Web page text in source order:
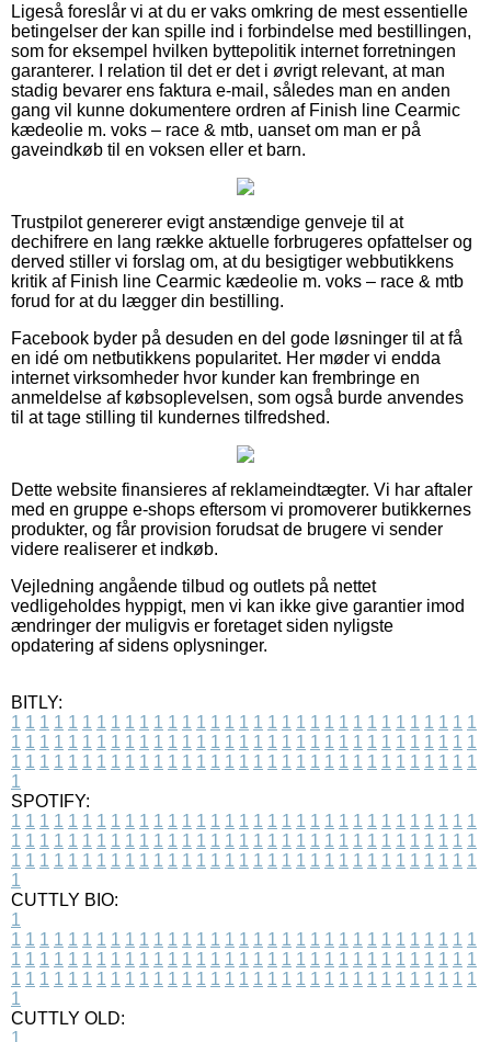
Ligeså foreslår vi at du er vaks omkring de mest essentielle
betingelser der kan spille ind i forbindelse med bestillingen,
som for eksempel hvilken byttepolitik internet forretningen
garanterer. I relation til det er det i øvrigt relevant, at man
stadig bevarer ens faktura e-mail, således man en anden
gang vil kunne dokumentere ordren af Finish line Cearmic
kædeolie m. voks – race & mtb, uanset om man er på
gaveindkøb til en voksen eller et barn.
Trustpilot genererer evigt anstændige genveje til at
dechifrere en lang række aktuelle forbrugeres opfattelser og
derved stiller vi forslag om, at du besigtiger webbutikkens
kritik af Finish line Cearmic kædeolie m. voks – race & mtb
forud for at du lægger din bestilling.
Facebook byder på desuden en del gode løsninger til at få
en idé om netbutikkens popularitet. Her møder vi endda
internet virksomheder hvor kunder kan frembringe en
anmeldelse af købsoplevelsen, som også burde anvendes
til at tage stilling til kundernes tilfredshed.
Dette website finansieres af reklameindtægter. Vi har aftaler
med en gruppe e-shops eftersom vi promoverer butikkernes
produkter, og får provision forudsat de brugere vi sender
videre realiserer et indkøb.
Vejledning angående tilbud og outlets på nettet
vedligeholdes hyppigt, men vi kan ikke give garantier imod
ændringer der muligvis er foretaget siden nyligste
opdatering af sidens oplysninger.
BITLY:
1 1 1 1 1 1 1 1 1 1 1 1 1 1 1 1 1 1 1 1 1 1 1 1 1 1 1 1 1 1 1 1 1
1 1 1 1 1 1 1 1 1 1 1 1 1 1 1 1 1 1 1 1 1 1 1 1 1 1 1 1 1 1 1 1 1
1 1 1 1 1 1 1 1 1 1 1 1 1 1 1 1 1 1 1 1 1 1 1 1 1 1 1 1 1 1 1 1 1
1
SPOTIFY:
1 1 1 1 1 1 1 1 1 1 1 1 1 1 1 1 1 1 1 1 1 1 1 1 1 1 1 1 1 1 1 1 1
1 1 1 1 1 1 1 1 1 1 1 1 1 1 1 1 1 1 1 1 1 1 1 1 1 1 1 1 1 1 1 1 1
1 1 1 1 1 1 1 1 1 1 1 1 1 1 1 1 1 1 1 1 1 1 1 1 1 1 1 1 1 1 1 1 1
1
CUTTLY BIO:
1
1 1 1 1 1 1 1 1 1 1 1 1 1 1 1 1 1 1 1 1 1 1 1 1 1 1 1 1 1 1 1 1 1
1 1 1 1 1 1 1 1 1 1 1 1 1 1 1 1 1 1 1 1 1 1 1 1 1 1 1 1 1 1 1 1 1
1 1 1 1 1 1 1 1 1 1 1 1 1 1 1 1 1 1 1 1 1 1 1 1 1 1 1 1 1 1 1 1 1
1
CUTTLY OLD:
1